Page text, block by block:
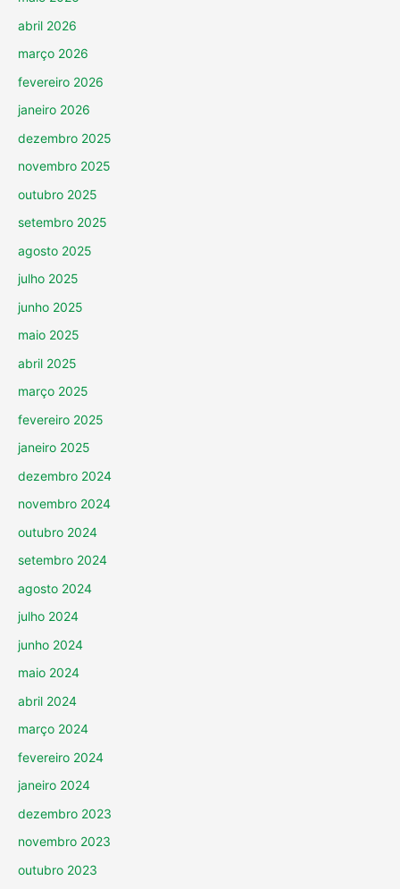
abril 2026
março 2026
fevereiro 2026
janeiro 2026
dezembro 2025
novembro 2025
outubro 2025
setembro 2025
agosto 2025
julho 2025
junho 2025
maio 2025
abril 2025
março 2025
fevereiro 2025
janeiro 2025
dezembro 2024
novembro 2024
outubro 2024
setembro 2024
agosto 2024
julho 2024
junho 2024
maio 2024
abril 2024
março 2024
fevereiro 2024
janeiro 2024
dezembro 2023
novembro 2023
outubro 2023